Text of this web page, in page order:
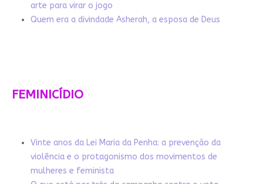
arte para virar o jogo
Quem era a divindade Asherah, a esposa de Deus
FEMINICÍDIO
Vinte anos da Lei Maria da Penha: a prevenção da
violência e o protagonismo dos movimentos de
mulheres e feminista